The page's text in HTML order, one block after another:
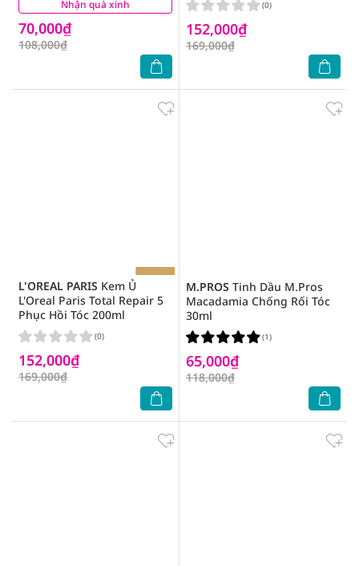
Nhận quà xinh
70,000₫
108,000₫
(1)
152,000₫
169,000₫
(0)
L'OREAL PARIS Kem Ủ
L'Oreal Paris Total Repair 5
Phục Hồi Tóc 200ml
152,000₫
169,000₫
(0)
M.PROS Tinh Dầu M.Pros
Macadamia Chống Rối Tóc
30ml
65,000₫
118,000₫
(1)